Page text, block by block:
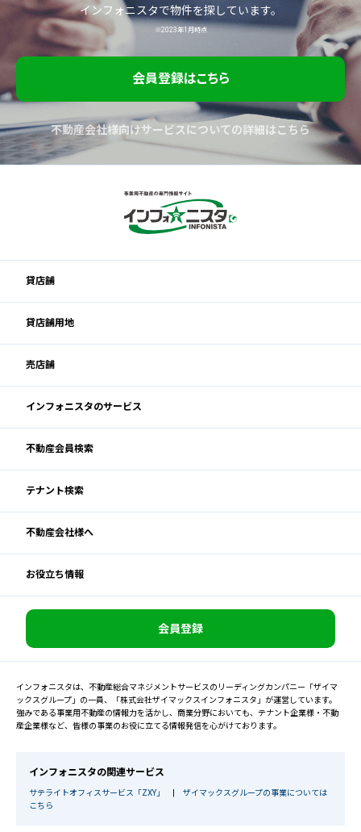
インフォニスタで物件を探しています。
※2023年1月時点
会員登録はこちら
不動産会社様向けサービスについての詳細はこちら
貸店舗
貸店舗用地
売店舗
インフォニスタのサービス
不動産会員検索
テナント検索
不動産会社様へ
お役立ち情報
会員登録
インフォニスタは、不動産総合マネジメントサービスのリーディングカンパニー「ザイマ
ックスグループ」の一員、「株式会社ザイマックスインフォニスタ」が運営しています。
強みである事業用不動産の情報力を活かし、商業分野においても、テナント企業様・不動
産企業様など、皆様の事業のお役に立てる情報発信を心がけております。
インフォニスタの関連サービス
サテライトオフィスサービス「ZXY」
ザイマックスグループの事業については
こちら